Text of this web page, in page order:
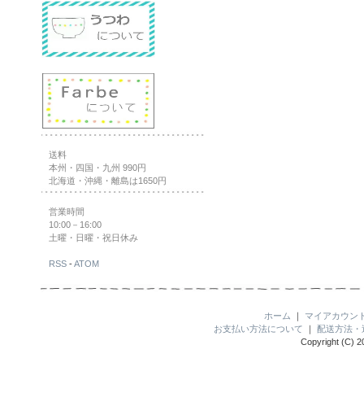
送料
本州・四国・九州 990円
北海道・沖縄・離島は1650円
営業時間
10:00－16:00
土曜・日曜・祝日休み
RSS -ATOM
ホーム ｜
マイアカウン
お支払い方法について ｜ 配送方法・
Copyright (C)